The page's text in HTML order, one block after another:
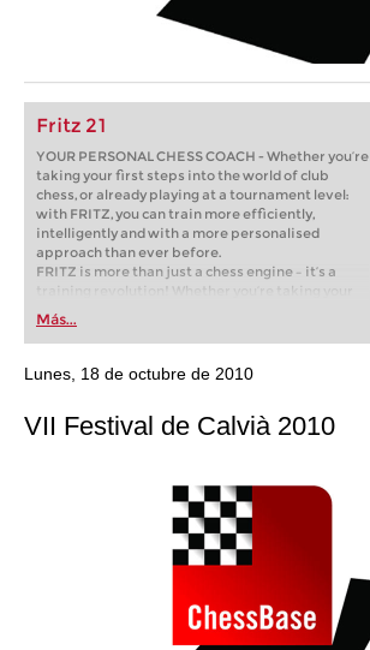
Fritz 21
YOUR PERSONAL CHESS COACH - Whether you’re
taking your first steps into the world of club
chess, or already playing at a tournament level:
with FRITZ, you can train more efficiently,
intelligently and with a more personalised
approach than ever before.
FRITZ is more than just a chess engine – it’s a
training revolution! Whether you’re taking your
first steps into the world of club chess, or already
playing at a tournament level: with FRITZ, you can
train more efficiently, intelligently and with a
more personalised approach than ever before.
Más...
Lunes, 18 de octubre de 2010
VII Festival de Calvià 2010